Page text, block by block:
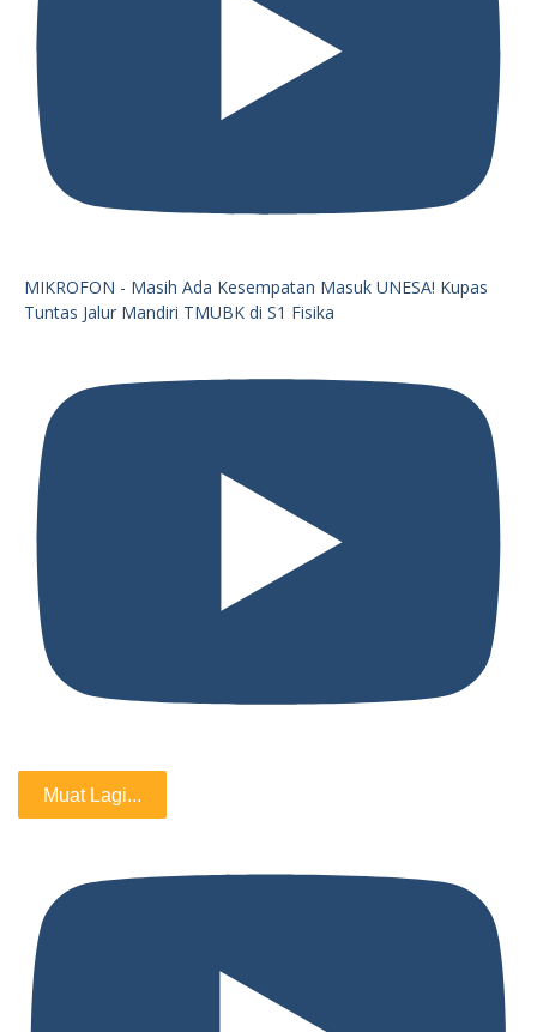
MIKROFON - Masih Ada Kesempatan Masuk UNESA! Kupas
Tuntas Jalur Mandiri TMUBK di S1 Fisika
Muat Lagi...